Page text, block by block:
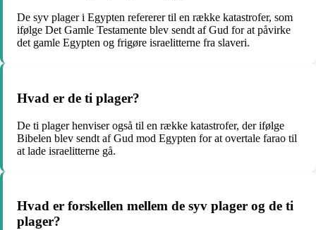
De syv plager i Egypten refererer til en række katastrofer, som
ifølge Det Gamle Testamente blev sendt af Gud for at påvirke
det gamle Egypten og frigøre israelitterne fra slaveri.
Hvad er de ti plager?
De ti plager henviser også til en række katastrofer, der ifølge
Bibelen blev sendt af Gud mod Egypten for at overtale farao til
at lade israelitterne gå.
Hvad er forskellen mellem de syv plager og de ti
plager?